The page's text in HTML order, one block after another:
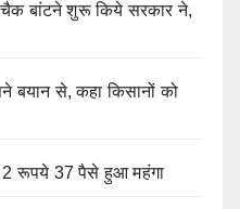
बांटने शुरू किये सरकार ने,
बयान से, कहा किसानों को
रूपये 37 पैसे हुआ महंगा